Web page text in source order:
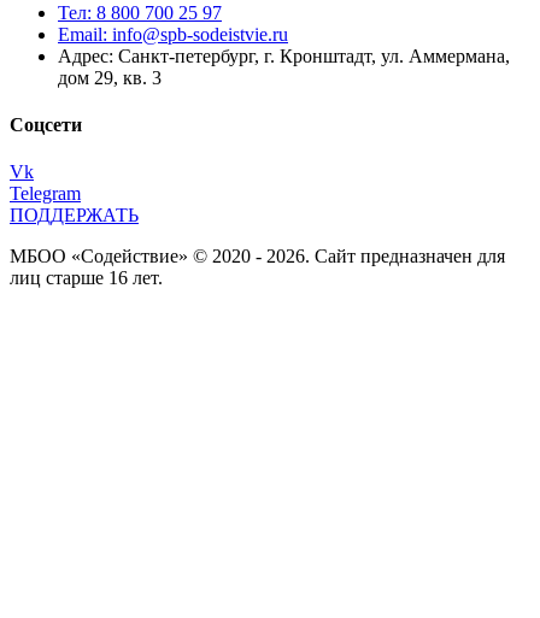
Тел: 8 800 700 25 97
Email: info@spb-sodeistvie.ru
Адрес: Санкт-петербург, г. Кронштадт, ул. Аммермана,
дом 29, кв. 3
Соцсети
Vk
Telegram
ПОДДЕРЖАТЬ
МБОО «Содействие» © 2020 - 2026. Сайт предназначен для
лиц старше 16 лет.